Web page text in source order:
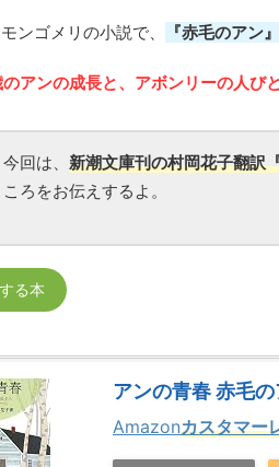
ンゴメリの小説で、 『赤毛のアン
アンの成長と、アボンリーの人び
今回は、 新潮文庫刊の村岡花子翻訳
ころをお伝えするよ。
る本
アンの青春 赤毛
Amazonカスタマー